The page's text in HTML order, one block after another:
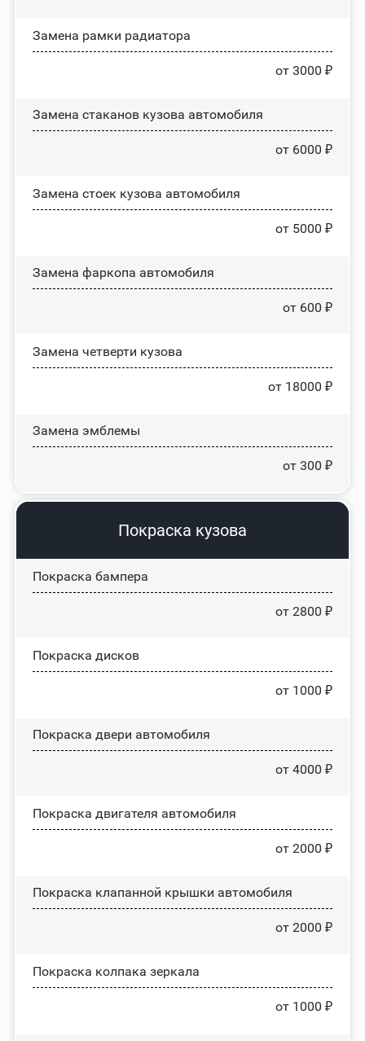
Замена рамки радиатора
от 3000 ₽
Замена стаканов кузова автомобиля
от 6000 ₽
Замена стоек кузова автомобиля
от 5000 ₽
Замена фаркопа автомобиля
от 600 ₽
Замена четверти кузова
от 18000 ₽
Замена эмблемы
от 300 ₽
Покраска кузова
Покраска бампера
от 2800 ₽
Покраска дисков
от 1000 ₽
Покраска двери автомобиля
от 4000 ₽
Покраска двигателя автомобиля
от 2000 ₽
Покраска клапанной крышки автомобиля
от 2000 ₽
Покраска колпака зеркала
от 1000 ₽